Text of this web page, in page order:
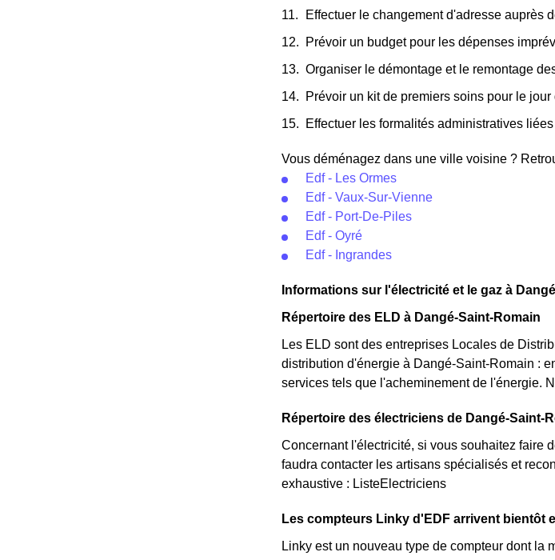
Effectuer le changement d'adresse auprès
Prévoir un budget pour les dépenses
Organiser le démontage et le remontage
Prévoir un kit de premiers soins pour le
Effectuer les formalités administratives
Vous déménagez dans une ville voisine ?
Edf - Les Ormes
Edf - Vaux-Sur-Vienne
Edf - Port-De-Piles
Edf - Oyré
Edf - Ingrandes
Informations sur l'électricité et le gaz à
Répertoire des ELD à Dangé-Saint-Romain
Les ELD sont des entreprises Locales de
distribution d'énergie à Dangé-Saint-Romain :
services tels que l'acheminement de l'énergie.
Répertoire des électriciens de Dangé-Saint-
Concernant l'électricité, si vous souhaitez faire
faudra contacter les artisans spécialisés et
exhaustive : ListeElectriciens
Les compteurs Linky d'EDF arrivent bientôt
Linky est un nouveau type de compteur dont